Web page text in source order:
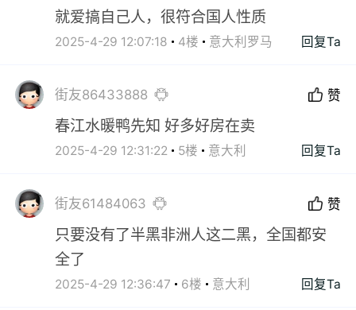
就爱搞自己人，很符合国人性质
2025-4-29 12:07:18 4楼 意大利罗马 回复Ta
街友86433888 赞
春江水暖鸭先知 好多好房在卖
2025-4-29 12:31:22 5楼 意大利 回复Ta
街友61484063 赞
只要没有了半黑非洲人这二黑，全国都安
全了
2025-4-29 12:36:47 6楼 意大利 回复Ta